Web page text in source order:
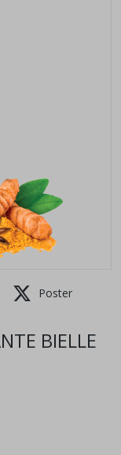
Poster
BIELLE